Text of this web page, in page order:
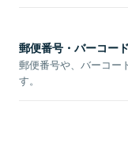
郵便番号・バーコー
郵便番号や、バーコー
す。